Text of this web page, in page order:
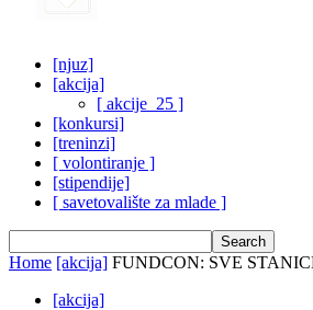
[njuz]
[akcija]
[ akcije_25 ]
[konkursi]
[treninzi]
[ volontiranje ]
[stipendije]
[ savetovalište za mlade ]
Home [akcija] FUNDCON: SVE
[akcija]